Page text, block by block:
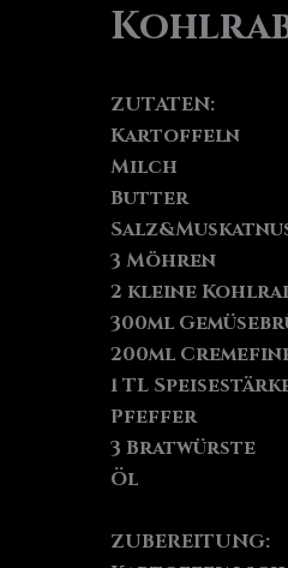
ZUTATEN:
Kartoffeln
Milch
Butter
3 Möhren
2 kleine
300ml
200ml
1 TL
Pfeffer
3 Bratwürste
Öl
ZUBEREITUNG: